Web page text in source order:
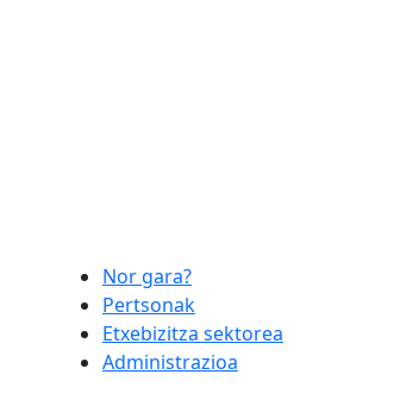
Nor gara?
Pertsonak
Etxebizitza sektorea
Administrazioa